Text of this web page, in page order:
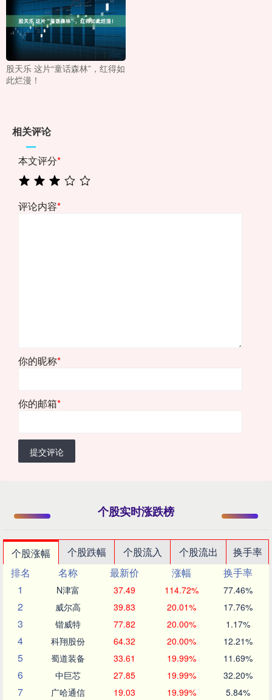
股天乐 这片“童话森林”，红得如
此烂漫！
相关评论
本文评分*
评论内容*
你的昵称*
你的邮箱*
提交评论
个股实时涨跌榜
个股涨幅 个股跌幅 个股流入 个股流出
换手率
排名
名称 最新价 涨幅
换手率
1
N津富 37.49 114.72% 77.46%
2 威尔高 39.83 20.01% 17.76%
3 锴威特 77.82 20.00% 1.17%
4 科翔股份 64.32 20.00% 12.21%
5 蜀道装备 33.61 19.99% 11.69%
6 中巨芯 27.85 19.99% 32.20%
7 广哈通信 19.03 19.99% 5.84%